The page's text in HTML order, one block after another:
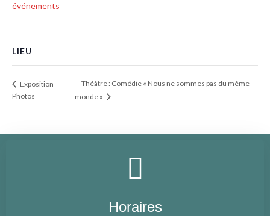
événements
LIEU
Exposition
Photos
Théâtre : Comédie « Nous ne sommes pas du même
monde »
Horaires